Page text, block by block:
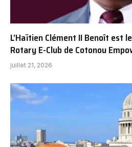
L’Haïtien Clément II Benoît est
Rotary E-Club de Cotonou
juillet 21, 2026